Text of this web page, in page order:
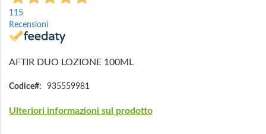
all'inizio
della
galleria
di
115
Recensioni
AFTIR DUO LOZIONE 100ML
Codice 935559981
Ulteriori informazioni sul prodotto